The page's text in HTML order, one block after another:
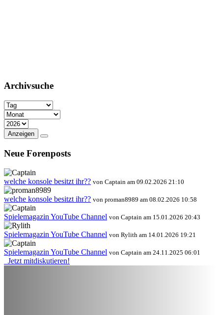
Archivsuche
Anzeigen
Neue Forenposts
welche konsole besitzt ihr?? von Captain am 09.02.2026 21:10
welche konsole besitzt ihr?? von proman8989 am 08.02.2026 10:58
Spielemagazin YouTube Channel von Captain am 15.01.2026 20:43
Spielemagazin YouTube Channel von Rylith am 14.01.2026 19:21
Spielemagazin YouTube Channel von Captain am 24.11.2025 06:01
Jetzt mitdiskutieren!